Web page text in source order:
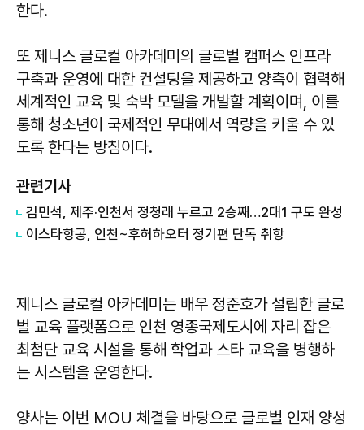
한다.
또 제니스 글로컬 아카데미의 글로벌 캠퍼스 인프라
구축과 운영에 대한 컨설팅을 제공하고 양측이 협력해
세계적인 교육 및 숙박 모델을 개발할 계획이며, 이를
통해 청소년이 국제적인 무대에서 역량을 키울 수 있
도록 한다는 방침이다.
관련기사
김민석, 제주·인천서 정청래 누르고 2승째…2대1 구도 완성
이스타항공, 인천~후허하오터 정기편 단독 취항
제니스 글로컬 아카데미는 배우 정준호가 설립한 글로
벌 교육 플랫폼으로 인천 영종국제도시에 자리 잡은
최첨단 교육 시설을 통해 학업과 스타 교육을 병행하
는 시스템을 운영한다.
양사는 이번 MOU 체결을 바탕으로 글로벌 인재 양성